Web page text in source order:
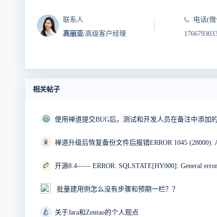
联系人
高丽亚/高级客户经理
电话(
相关帖子
😆 使用禅道提交BUG后，测试和开发人员在备注中添加
🎇
🏉
批量建用例怎么没有步骤和预期一栏？？
🍐 关于Jara和Zentao的个人观点